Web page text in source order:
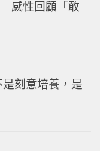
感性回顧「敢
刻意培養，是